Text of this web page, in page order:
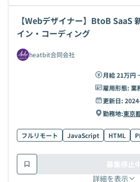
【Webデザイナー】BtoB SaaS
イン・コーディング
heatbit合同会社
月給 21万円
雇用形態: 業
更新日:
勤務地:東京
フルリモート JavaScript HTML
詳細を表示
募集停止